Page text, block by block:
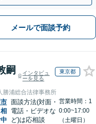
メールで面談予約
嗣
インタビュ
ーを見る
東京都
勝浦総合法律事務所
面談方法(対面・
電話・ビデオな
ど)は応相談
営業時間：1
0:00~17:00
（土曜日）